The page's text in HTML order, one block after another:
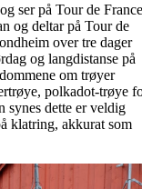
ser på Tour de
og deltar på Tour de
over tre dager
og langdistanse på
om trøyer
polkadot-trøye
synes dette er veldig
klatring, akkurat som